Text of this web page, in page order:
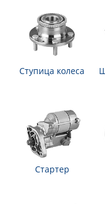
Ступица колеса
Стартер